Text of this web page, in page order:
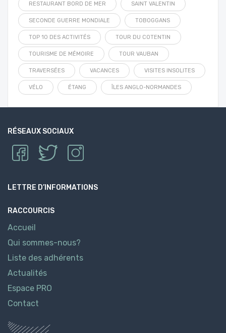
RESTAURANT BORD DE MER SAINT VALENTIN
SECONDE GUERRE MONDIALE TOBOGGANS
TOP 10 DES ACTIVITÉS TOUR DU COTENTIN
TOURISME DE MÉMOIRE TOUR VAUBAN
TRAVERSÉES VACANCES VISITES INSOLITES
VÉLO ÉTANG ÎLES ANGLO-NORMANDES
RÉSEAUX SOCIAUX
LETTRE D’INFORMATIONS
RACCOURCIS
Accueil
Qui sommes-nous?
Liste des adhérents
Actualités
Espace PRO
Contact